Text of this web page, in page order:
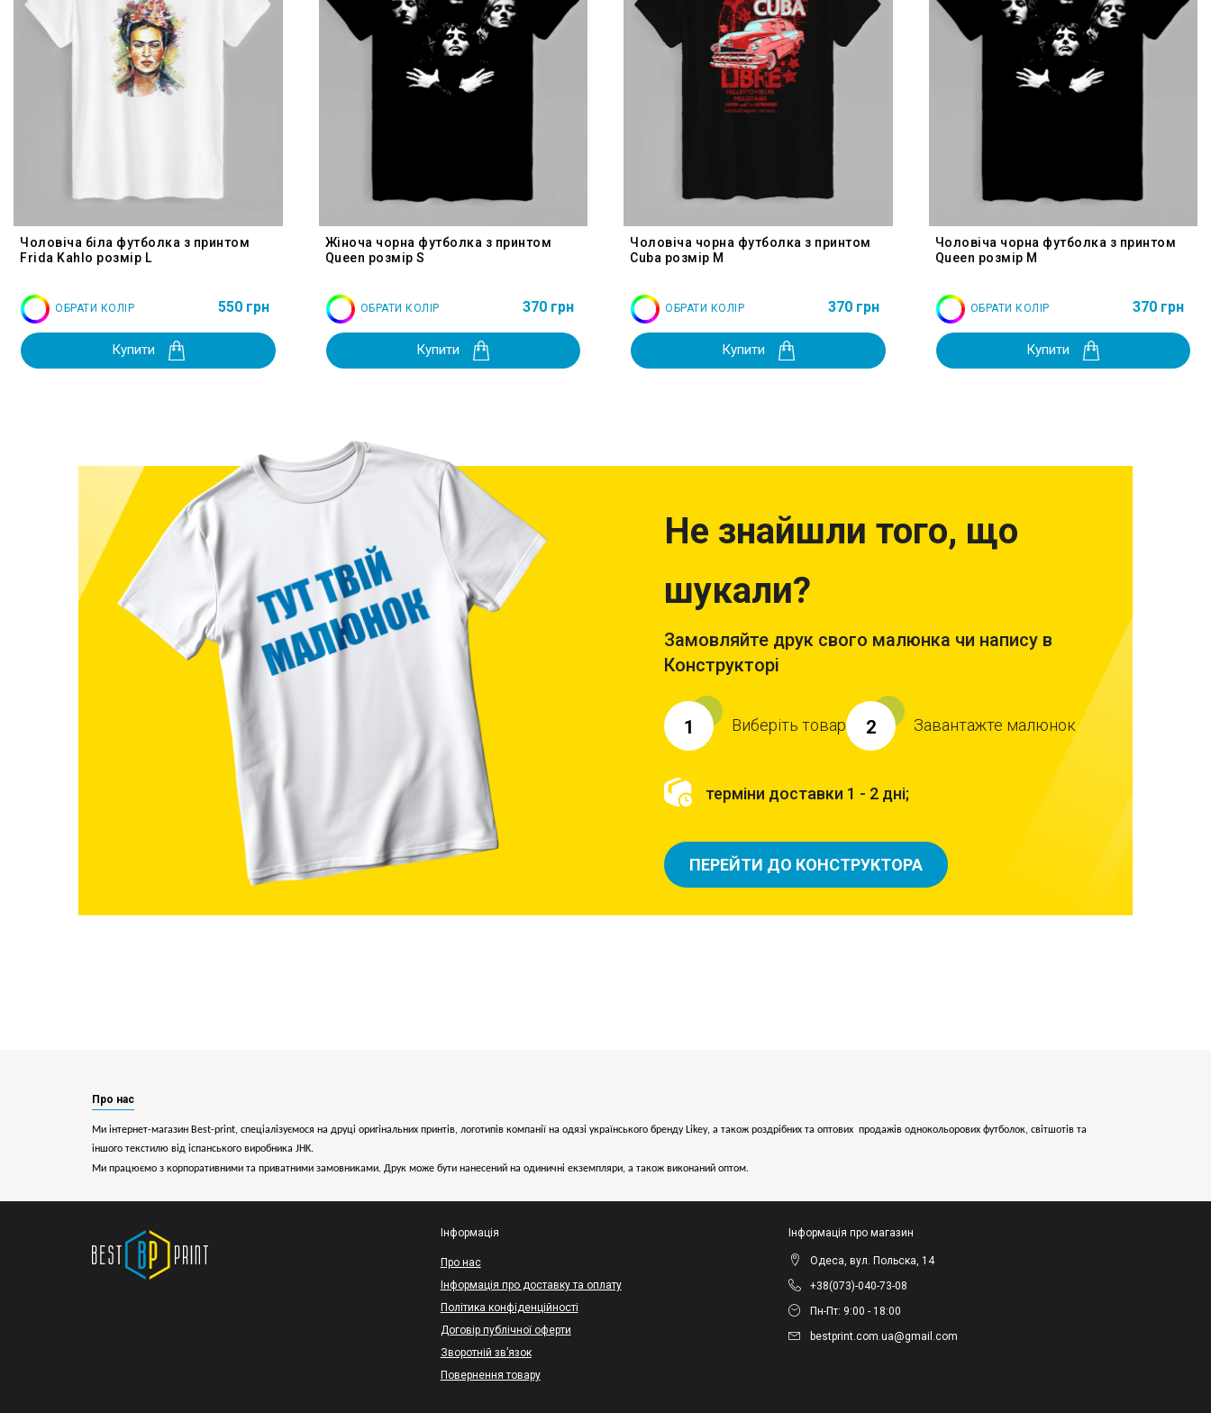
Чоловіча біла футболка з принтом
Frida Kahlo розмір L
ОБРАТИ КОЛІР 550 грн
Купити
Жіноча чорна футболка з принтом
Queen розмір S
ОБРАТИ КОЛІР 370 грн
Купити
Чоловіча чорна футболка з принтом
Cuba розмір M
ОБРАТИ КОЛІР 370 грн
Купити
Чоловіча чорна футболка з принтом
Queen розмір M
ОБРАТИ КОЛІР 370 грн
Купити
Не знайшли того, що
шукали?
Замовляйте друк свого малюнка чи напису в
Конструкторі
1 Виберіть товар 2 Завантажте малюнок
терміни доставки 1 - 2 дні;
ПЕРЕЙТИ ДО КОНСТРУКТОРА
Про нас
Ми інтернет-магазин Best-print, спеціалізуємося на друці оригінальних принтів, логотипів компанії на одязі українського бренду Likey, а також роздрібних та оптових продажів однокольорових футболок, світшотів та
іншого текстилю від іспанського виробника JHK.
Ми працюємо з корпоративними та приватними замовниками. Друк може бути нанесений на одиничні екземпляри, а також виконаний оптом.
Інформація
Про нас
Інформація про доставку та оплату
Політика конфіденційності
Договір публічної оферти
Зворотній зв’язок
Повернення товару
Інформація про магазин
Одеса, вул. Польска, 14
+38(073)-040-73-08
Пн-Пт: 9:00 - 18:00
bestprint.com.ua@gmail.com